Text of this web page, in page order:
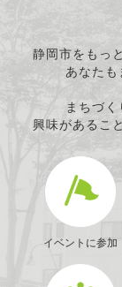
静岡市をもっ
あなたも
まちづく
興味があるこ
イベントに参加